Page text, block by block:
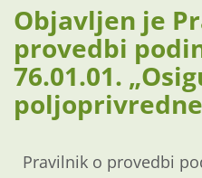
Objavljen je
provedbi
76.01.01.
Pravilnik o provedbi